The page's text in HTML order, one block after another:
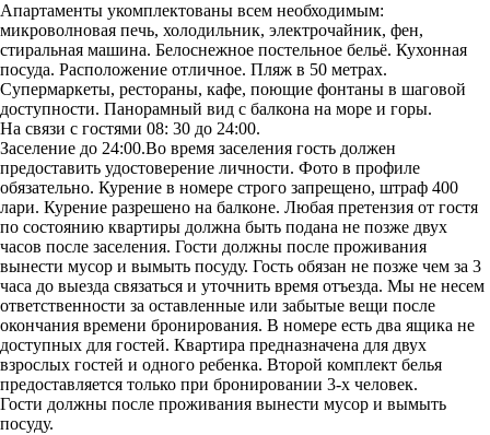
Апартаменты укомплектованы всем необходимым:
микроволновая печь, холодильник, электрочайник, фен,
стиральная машина. Белоснежное постельное бельё. Кухонная
посуда. Расположение отличное. Пляж в 50 метрах.
Супермаркеты, рестораны, кафе, поющие фонтаны в шаговой
доступности. Панорамный вид с балкона на море и горы.
На связи с гостями 08: 30 до 24:00.
Заселение до 24:00.Во время заселения гость должен
предоставить удостоверение личности. Фото в профиле
обязательно. Курение в номере строго запрещено, штраф 400
лари. Курение разрешено на балконе. Любая претензия от гостя
по состоянию квартиры должна быть подана не позже двух
часов после заселения. Гости должны после проживания
вынести мусор и вымыть посуду. Гость обязан не позже чем за 3
часа до выезда связаться и уточнить время отъезда. Мы не несем
ответственности за оставленные или забытые вещи после
окончания времени бронирования. В номере есть два ящика не
доступных для гостей. Квартира предназначена для двух
взрослых гостей и одного ребенка. Второй комплект белья
предоставляется только при бронировании 3-х человек.
Гости должны после проживания вынести мусор и вымыть
посуду.